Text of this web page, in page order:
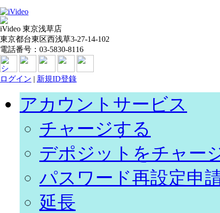
iVideo 東京浅草店
東京都台東区西浅草3-27-14-102
電話番号：03-5830-8116
ログイン | 新規ID登錄
アカウントサービス
チャージする
デポジットをチャー
パスワード再設定申
延長